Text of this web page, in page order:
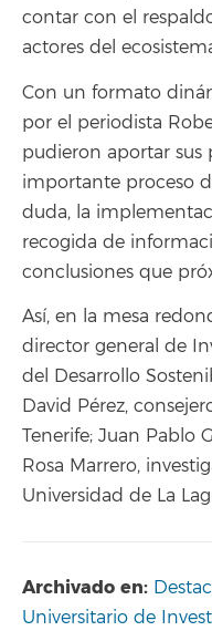
contar con el
actores del
Con un formato
por el periodista
pudieron aportar sus
importante proceso
duda, la
recogida de
conclusiones que
Así, en la mesa
director general de
del Desarrollo
David Pérez,
Tenerife; Juan Pablo
Rosa Marrero,
Universidad de La
Archivado en:
Universitario de